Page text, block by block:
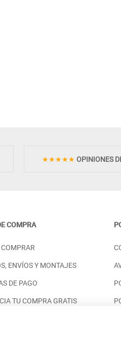
PUERTAS CRISTAL FORMA
PRECIO DESDE:2.198,00 €
★★★★★ OPINIONES
COMPRA
ENVÍOS Y MONTAJES
DE PAGO
TU COMPRA GRATIS